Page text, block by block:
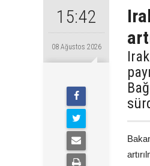
15:42
08 Ağustos 2026